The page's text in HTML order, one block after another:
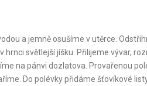
a jemně osušíme v utěrce.
hrnci světlejší jíšku. Přilijeme vývar,
na pánvi dozlatova. Provařenou
Do polévky přidáme šťovíkové